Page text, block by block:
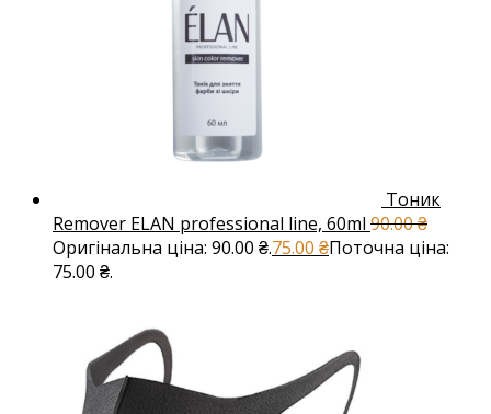
Тоник
Remover ELAN professional line, 60ml 90.00₴
Оригінальна ціна: 90.00 ₴.75.00 ₴Поточна ціна:
75.00 ₴.